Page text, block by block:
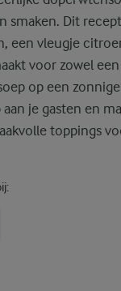
smaken. Dit
een vleugje
voor zowel
op een
je gasten en
toppings